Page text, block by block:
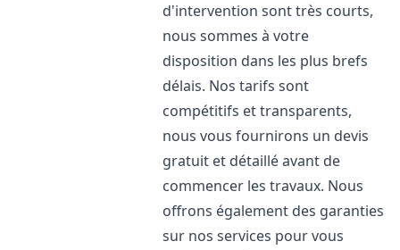
d'intervention sont très courts,
nous sommes à votre
disposition dans les plus brefs
délais. Nos tarifs sont
compétitifs et transparents,
nous vous fournirons un devis
gratuit et détaillé avant de
commencer les travaux. Nous
offrons également des garanties
sur nos services pour vous